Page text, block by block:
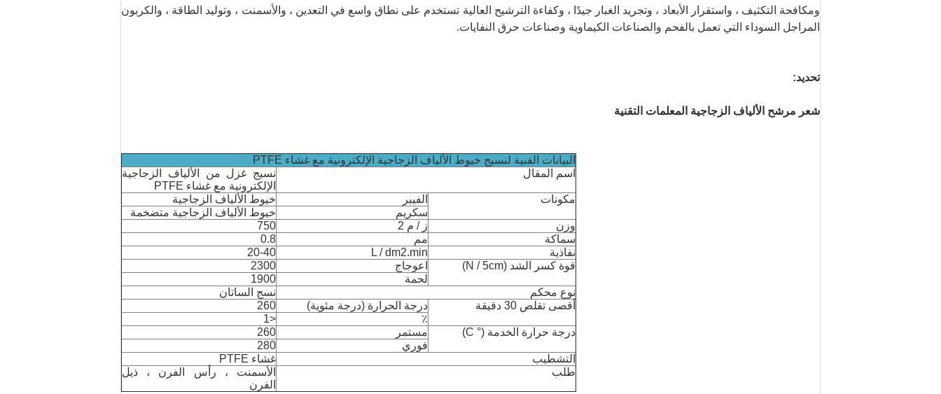
ومكافحة التكثيف ، واستقرار الأبعاد ، وتجريد الغبار جيدًا ، وكفاءة الترشيح العالية تستخدم على نطاق واسع في التعدين ، والأسمنت ، وتوليد الطاقة ، والكربون
المراجل السوداء التي تعمل بالفحم والصناعات الكيماوية وصناعات حرق النفايات.
تحديد:
شعر مرشح الألياف الزجاجية المعلمات التقنية
البيانات الفنية لنسيج خيوط الألياف الزجاجية الإلكترونية مع غشاء PTFE
اسم المقال
نسيج غزل من الألياف الزجاجية
الإلكترونية مع غشاء PTFE
مكونات
الفيبر
خيوط الألياف الزجاجية
سكريم
خيوط الألياف الزجاجية متضخمة
وزن
ز / م 2
750
سماكة
مم
0.8
نفاذية
L / dm2.min
20-40
قوة كسر الشد (N / 5cm)
اعوجاج
2300
لحمة
1900
نوع محكم
نسج الساتان
أقصى تقلص 30 دقيقة
درجة الحرارة (درجة مئوية)
260
٪
<1
درجة حرارة الخدمة (° C)
مستمر
260
فوري
280
التشطيب
غشاء PTFE
طلب
الأسمنت ، رأس الفرن ، ذيل
الفرن